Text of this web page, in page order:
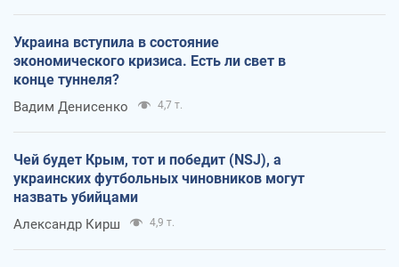
Украина вступила в состояние
экономического кризиса. Есть ли свет в
конце туннеля?
Вадим Денисенко 4,7 т.
Чей будет Крым, тот и победит (NSJ), а
украинских футбольных чиновников могут
назвать убийцами
Александр Кирш 4,9 т.